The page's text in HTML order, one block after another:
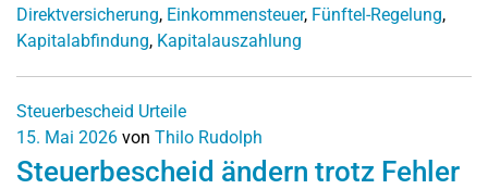
Direktversicherung, Einkommensteuer, Fünftel-Regelung,
Kapitalabfindung, Kapitalauszahlung
Steuerbescheid Urteile
15. Mai 2026 von Thilo Rudolph
Steuerbescheid ändern trotz Fehler